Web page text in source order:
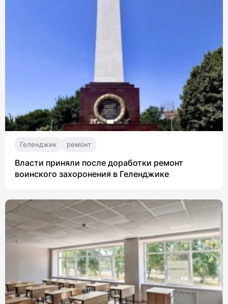
Геленджик ремонт
Власти приняли после доработки ремонт
воинского захоронения в Геленджике